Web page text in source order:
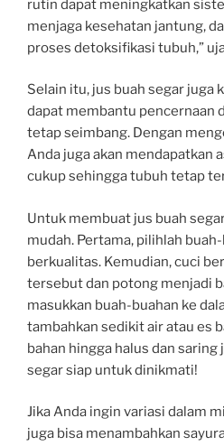
rutin dapat meningkatkan
menjaga kesehatan jantung,
proses detoksifikasi tubuh,”
Selain itu, jus buah segar juga
dapat membantu pencernaan
tetap seimbang. Dengan
Anda juga akan mendapatkan
cukup sehingga tubuh tetap
Untuk membuat jus buah
mudah. Pertama, pilihlah
berkualitas. Kemudian, cuci
tersebut dan potong menjadi
masukkan buah-buahan ke
tambahkan sedikit air atau es
bahan hingga halus dan saring
segar siap untuk dinikmati!
Jika Anda ingin variasi dalam
juga bisa menambahkan